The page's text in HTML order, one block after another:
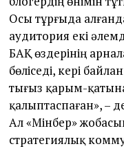
Осы тұрғыда
аудитория екі
БАҚ өздерінің
бөліседі, кері
тығыз қарым-
қалыптаспаған», –
Ал «Мінбер»
стратегиялық